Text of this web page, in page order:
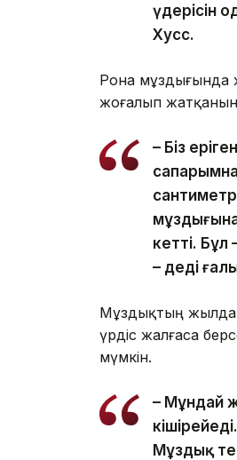
үдерісін
Хусс.
Рона мұздығында
жоғалып жатқанын
– Біз
кетті.
– деді
Мұздықтың жылдам
үрдіс жалғаса
мүмкін.
– Мұндай
Мұздық